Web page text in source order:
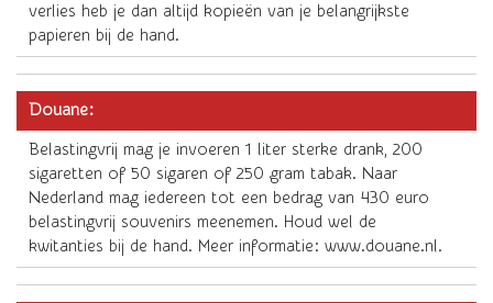
verlies heb je dan altijd kopieën van je belangrijkste
papieren bij de hand.
Douane:
Belastingvrij mag je invoeren 1 liter sterke drank, 200
sigaretten of 50 sigaren of 250 gram tabak. Naar
Nederland mag iedereen tot een bedrag van 430 euro
belastingvrij souvenirs meenemen. Houd wel de
kwitanties bij de hand. Meer informatie: www.douane.nl.